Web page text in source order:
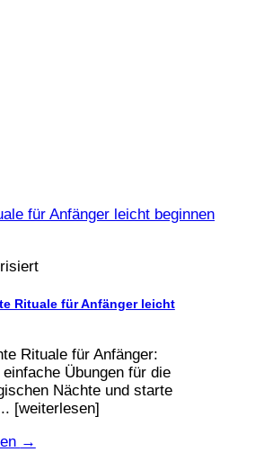
Rituale für Anfänger leicht
Rituale für Anfänger:
einfache Übungen für die
Nächte und starte
[weiterlesen]
→